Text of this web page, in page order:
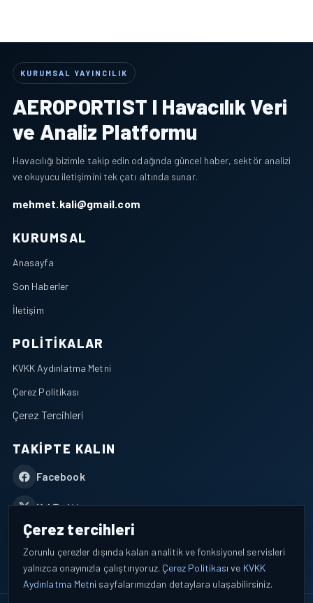
KURUMSAL YAYINCILIK
AEROPORTIST I Havacılık Veri
ve Analiz Platformu
Havacılığı bizimle takip edin odağında güncel haber, sektör analizi
ve okuyucu iletişimini tek çatı altında sunar.
mehmet.kali@gmail.com
KURUMSAL
Anasayfa
Son Haberler
İletişim
POLITIKALAR
KVKK Aydınlatma Metni
Çerez Politikası
Çerez Tercihleri
TAKIPTE KALIN
Facebook
X / Twitter
YouTube
WhatsApp
Çerez tercihleri
Zorunlu çerezler dışında kalan analitik ve fonksiyonel servisleri
yalnızca onayınızla çalıştırıyoruz. Çerez Politikası ve KVKK
Aydınlatma Metni sayfalarımızdan detaylara ulaşabilirsiniz.